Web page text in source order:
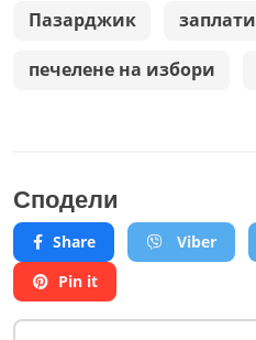
Пазарджик заплати
печелене на избори
Сподели
Share Viber
Pin it